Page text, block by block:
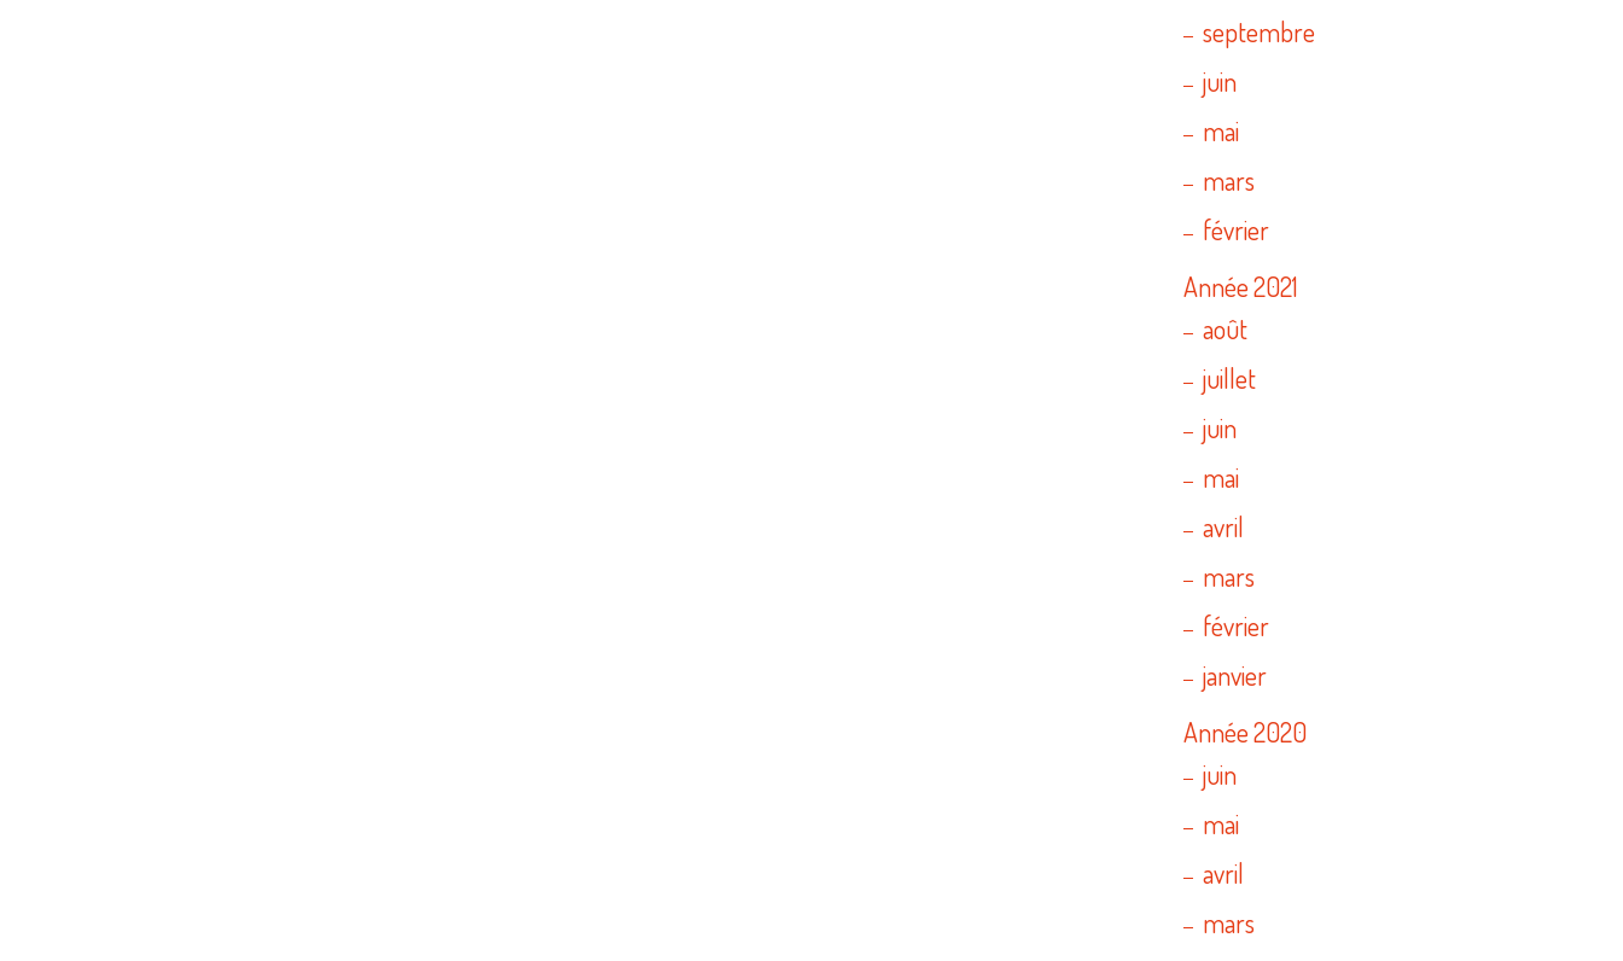
septembre
juin
mai
mars
février
Année 2021
août
juillet
juin
mai
avril
mars
février
janvier
Année 2020
juin
mai
avril
mars